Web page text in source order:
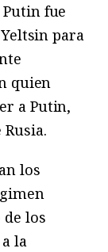
fue
para
quien
a Putin,
los
los
la